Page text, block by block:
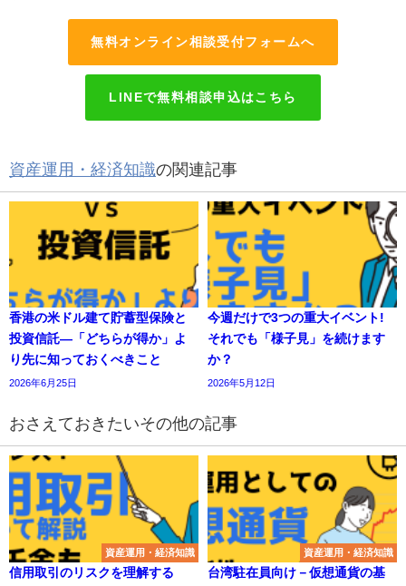
無料オンライン相談受付フォームへ
LINEで無料相談申込はこちら
資産運用・経済知識の関連記事
香港の米ドル建て貯蓄型保険と
投資信託—「どちらが得か」よ
り先に知っておくべきこと
2026年6月25日
今週だけで3つの重大イベント!
それでも「様子見」を続けます
か？
2026年5月12日
おさえておきたいその他の記事
資産運用・経済知識
信用取引のリスクを理解する
資産運用・経済知識
台湾駐在員向け－仮想通貨の基